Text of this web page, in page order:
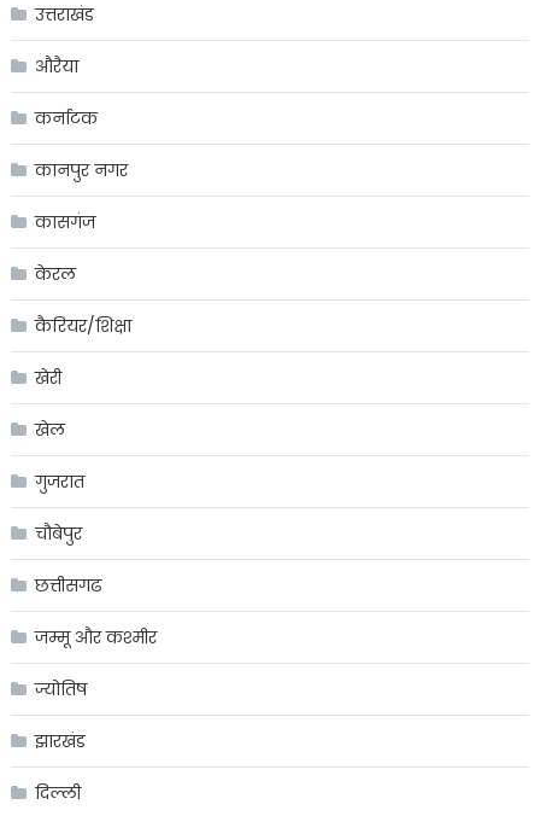
उत्तराखंड
औरैया
कर्नाटक
कानपुर नगर
कासगंज
केरल
कैरियर/शिक्षा
खेरी
खेल
गुजरात
चौबेपुर
छत्तीसगढ
जम्मू और कश्मीर
ज्योतिष
झारखंड
दिल्ली